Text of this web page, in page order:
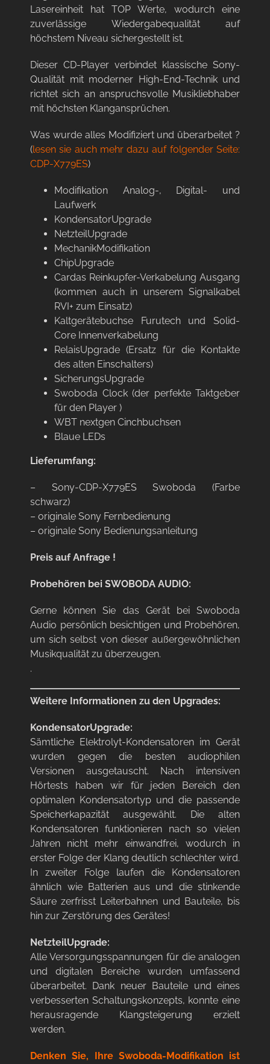
Lasereinheit hat TOP Werte, wodurch eine
zuverlässige Wiedergabequalität auf
höchstem Niveau sichergestellt ist.
Dieser CD-Player verbindet klassische Sony-
Qualität mit moderner High-End-Technik und
richtet sich an anspruchsvolle Musikliebhaber
mit höchsten Klangansprüchen.
Was wurde alles Modifiziert und überarbeitet ?
(lesen sie auch mehr dazu auf folgender Seite:
CDP-X779ES)
Modifikation Analog-, Digital- und
Laufwerk
KondensatorUpgrade
NetzteilUpgrade
MechanikModifikation
ChipUpgrade
Cardas Reinkupfer-Verkabelung Ausgang
(kommen auch in unserem Signalkabel
RVI+ zum Einsatz)
Kaltgerätebuchse Furutech und Solid-
Core Innenverkabelung
RelaisUpgrade (Ersatz für die Kontakte
des alten Einschalters)
SicherungsUpgrade
Swoboda Clock (der perfekte Taktgeber
für den Player )
WBT nextgen Cinchbuchsen
Blaue LEDs
Lieferumfang:
– Sony-CDP-X779ES Swoboda (Farbe
schwarz)
– originale Sony Fernbedienung
– originale Sony Bedienungsanleitung
Preis auf Anfrage !
Probehören bei SWOBODA AUDIO:
Gerne können Sie das Gerät bei Swoboda
Audio persönlich besichtigen und Probehören,
um sich selbst von dieser außergewöhnlichen
Musikqualität zu überzeugen.
.
Weitere Informationen zu den Upgrades:
KondensatorUpgrade:
Sämtliche Elektrolyt-Kondensatoren im Gerät
wurden gegen die besten audiophilen
Versionen ausgetauscht. Nach intensiven
Hörtests haben wir für jeden Bereich den
optimalen Kondensatortyp und die passende
Speicherkapazität ausgewählt. Die alten
Kondensatoren funktionieren nach so vielen
Jahren nicht mehr einwandfrei, wodurch in
erster Folge der Klang deutlich schlechter wird.
In zweiter Folge laufen die Kondensatoren
ähnlich wie Batterien aus und die stinkende
Säure zerfrisst Leiterbahnen und Bauteile, bis
hin zur Zerstörung des Gerätes!
NetzteilUpgrade:
Alle Versorgungsspannungen für die analogen
und digitalen Bereiche wurden umfassend
überarbeitet. Dank neuer Bauteile und eines
verbesserten Schaltungskonzepts, konnte eine
herausragende Klangsteigerung erzielt
werden.
Denken Sie, Ihre Swoboda-Modifikation ist